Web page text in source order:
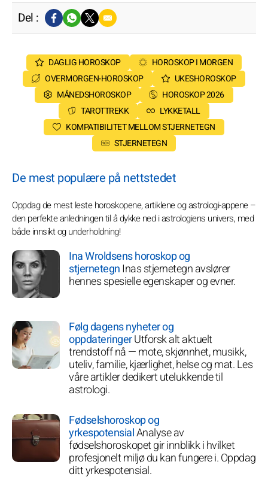
Del :
DAGLIG HOROSKOP
HOROSKOP I MORGEN
OVERMORGEN-HOROSKOP
UKESHOROSKOP
MÅNEDSHOROSKOP
HOROSKOP 2026
TAROTTREKK
LYKKETALL
KOMPATIBILITET MELLOM STJERNETEGN
STJERNETEGN
De mest populære på nettstedet
Oppdag de mest leste horoskopene, artiklene og astrologi-appene –
den perfekte anledningen til å dykke ned i astrologiens univers, med
både innsikt og underholdning!
Ina Wroldsens horoskop og
stjernetegnInas stjernetegn avslører
hennes spesielle egenskaper og evner.
Følg dagens nyheter og
oppdateringerUtforsk alt aktuelt
trendstoff nå — mote, skjønnhet, musikk,
uteliv, familie, kjærlighet, helse og mat. Les
våre artikler dedikert utelukkende til
astrologi.
Fødselshoroskop og
yrkespotensialAnalyse av
fødselshoroskopet gir innblikk i hvilket
profesjonelt miljø du kan fungere i. Oppdag
ditt yrkespotensial.